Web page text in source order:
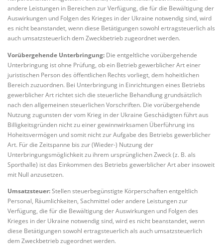
andere Leistungen in Bereichen zur Verfügung, die für die Bewältigung der
Auswirkungen und Folgen des Krieges in der Ukraine notwendig sind, wird
es nicht beanstandet, wenn diese Betätigungen sowohl ertragsteuerlich als
auch umsatzsteuerlich dem Zweckbetrieb zugeordnet werden.
Vorübergehende Unterbringung: Die entgeltliche vorübergehende
Unterbringung ist ohne Prüfung, ob ein Betrieb gewerblicher Art einer
juristischen Person des öffentlichen Rechts vorliegt, dem hoheitlichen
Bereich zuzuordnen. Bei Unterbringung in Einrichtungen eines Betriebs
gewerblicher Art richtet sich die steuerliche Behandlung grundsätzlich
nach den allgemeinen steuerlichen Vorschriften. Die vorübergehende
Nutzung zugunsten der vom Krieg in der Ukraine Geschädigten führt aus
Billigkeitsgründen nicht zu einer gewinnwirksamen Überführung ins
Hoheitsvermögen und somit nicht zur Aufgabe des Betriebs gewerblicher
Art. Für die Zeitspanne bis zur (Wieder-) Nutzung der
Unterbringungsmöglichkeit zu ihrem ursprünglichen Zweck (z. B. als
Sporthalle) ist das Einkommen des Betriebs gewerblicher Art aber insoweit
mit Null anzusetzen.
Umsatzsteuer:Stellen steuerbegünstigte Körperschaften entgeltlich
Personal, Räumlichkeiten, Sachmittel oder andere Leistungen zur
Verfügung, die für die Bewältigung der Auswirkungen und Folgen des
Krieges in der Ukraine notwendig sind, wird es nicht beanstandet, wenn
diese Betätigungen sowohl ertragsteuerlich als auch umsatzsteuerlich
dem Zweckbetrieb zugeordnet werden.